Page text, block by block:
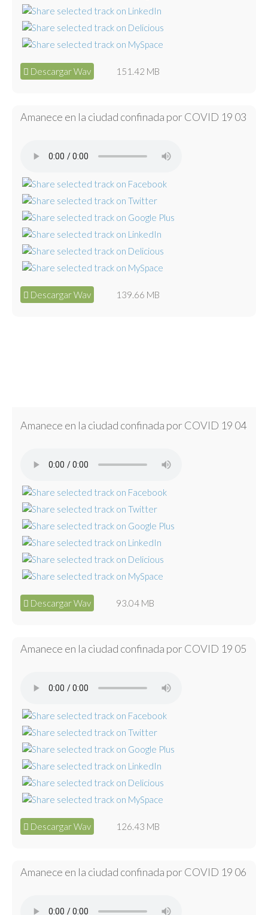
Descargar Wav 151.42 MB
Amanece en la ciudad confinada por COVID 19 03
Descargar Wav 139.66 MB
Amanece en la ciudad confinada por COVID 19 04
Descargar Wav 93.04 MB
Amanece en la ciudad confinada por COVID 19 05
Descargar Wav 126.43 MB
Amanece en la ciudad confinada por COVID 19 06